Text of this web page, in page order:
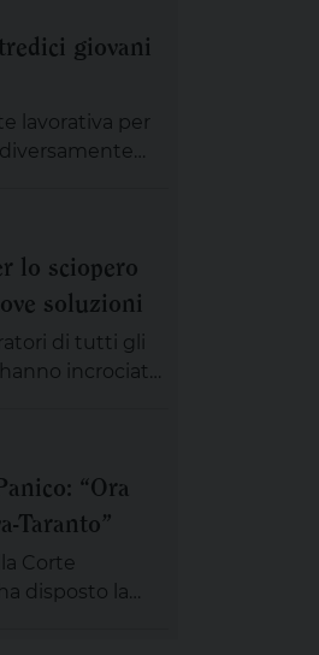
giovani
lavorativa per
Il
del
di
per
lo sciopero
soluzioni
di tutti gli
incrociato
che,
il ciclo
“Ora
Taranto”
Corte
disposto la